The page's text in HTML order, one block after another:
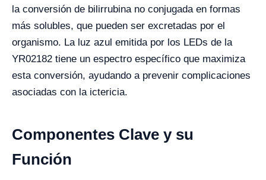
la conversión de bilirrubina no conjugada en formas
más solubles, que pueden ser excretadas por el
organismo. La luz azul emitida por los LEDs de la
YR02182 tiene un espectro específico que maximiza
esta conversión, ayudando a prevenir complicaciones
asociadas con la ictericia.
Componentes Clave y su
Función